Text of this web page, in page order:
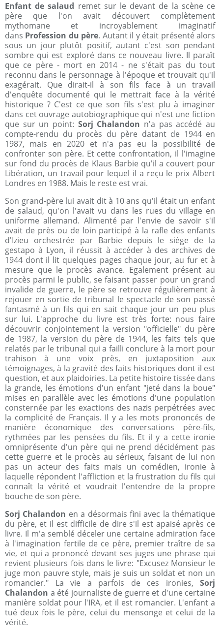
Enfant de salaud remet sur le devant de la scène ce
père que l'on avait découvert complètement
mythomane et incroyablement imaginatif
dans Profession du père. Autant il y était présenté alors
sous un jour plutôt positif, autant c'est son pendant
sombre qui est exploré dans ce nouveau livre. Il paraît
que ce père - mort en 2014 - ne s'était pas du tout
reconnu dans le personnage à l'époque et trouvait qu'il
exagérait. Que dirait-il à son fils face à un travail
d'enquête documenté qui le mettrait face à la vérité
historique ? C'est ce que son fils s'est plu à imaginer
dans cet ouvrage autobiographique qui n'est une fiction
que sur un point: Sorj Chalandon n'a pas accédé au
compte-rendu du procès du père datant de 1944 en
1987, mais en 2020 et n'a pas eu la possibilité de
confronter son père. Et cette confrontation, il l'imagine
sur fond du procès de Klaus Barbie qu'il a couvert pour
Libération, un travail pour lequel il a reçu le prix Albert
Londres en 1988. Mais le reste est vrai.
Son grand-père lui avait dit à 10 ans qu'il était un enfant
de salaud, qu'on l'avait vu dans les rues du village en
uniforme allemand. Alimenté par l'envie de savoir s'il
avait de près ou de loin participé à la rafle des enfants
d'Izieu orchestrée par Barbie depuis le siège de la
gestapo à Lyon, il réussit à accéder à des archives de
1944 dont il lit quelques pages chaque jour, au fur et à
mesure que le procès avance. Egalement présent au
procès parmi le public, se faisant passer pour un grand
invalide de guerre, le père se retrouve régulièrement à
rejouer en sortie de tribunal le spectacle de son passé
fantasmé à un fils qui en sait chaque jour un peu plus
sur lui. L'approche du livre est très forte: nous faire
découvrir conjointement la version "officielle" du père
de 1987, la version du père de 1944, les faits tels que
relatés par le tribunal qui a failli conclure à la mort pour
trahison à une voix près, en juxtaposition aux
témoignages, à la gravité des faits historiques dont il est
question, et aux plaidoiries. La petite histoire tissée dans
la grande, les émotions d'un enfant "jeté dans la boue"
mises en parallèle avec les émotions d'une population
consternée par les exactions des nazis perpétrées avec
la complicité de Français. Il y a les mots prononcés de
manière économique des conversations père-fils,
rythmées par les pensées du fils. Et il y a cette ironie
omniprésente d'un père qui ne prend décidément pas
cette guerre et le procès au sérieux, faisant de lui non
pas un acteur des faits mais un comédien, ironie à
laquelle répondent l'affliction et la frustration du fils qui
connaît la vérité et voudrait l'entendre de la propre
bouche de son père.
Sorj Chalandon en a désormais fini avec la thématique
du père, et il est difficile de dire s'il est apaisé après ce
livre. Il m'a semblé déceler une certaine admiration face
à l'imagination fertile de ce père, premier traître de sa
vie, et qui a prononcé devant ses juges une phrase qui
revient plusieurs fois dans le livre: "Excusez Monsieur le
juge mon pauvre style, mais je suis un soldat et non un
romancier." La vie a parfois de ces ironies, Sorj
Chalandon a été journaliste de guerre et d'une certaine
manière soldat pour l'IRA, et il est romancier. L'enfant a
tué deux fois le père, celui du mensonge et celui de la
vérité.